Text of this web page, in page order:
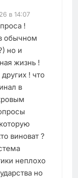
в 14:07
!
обычном
но и
жизнь !
! что
в
виноват ?
неплохо
но